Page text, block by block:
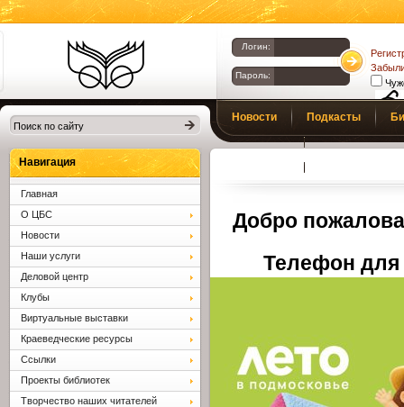
Библиотеки
Клина. Клинская
ЦБС.
Логин:
Пароль:
Новости Подкасты
Добро
Телефон для
Навигация
Главная
О ЦБС
Новости
Наши услуги
Деловой центр
Клубы
Виртуальные выставки
Краеведческие ресурсы
Ссылки
Проекты библиотек
Творчество наших читателей